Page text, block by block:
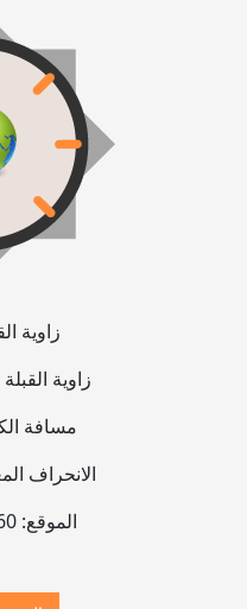
زاوية
زاوية
مسافة
الانحراف
الموقع: